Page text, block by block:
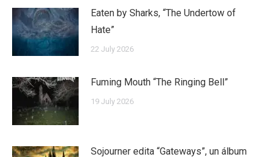
Eaten by Sharks, “The Undertow of
Hate”
22 July 2026
Fuming Mouth “The Ringing Bell”
19 July 2026
Sojourner edita “Gateways”, un álbum